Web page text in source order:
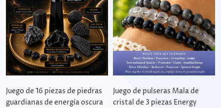
Juego de 16 piezas de piedras
guardianas de energía oscura
Juego de pulseras Mala de
cristal de 3 piezas Energy